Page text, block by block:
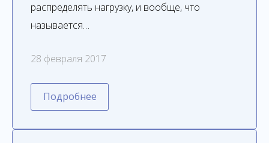
распределять нагрузку, и вообще, что
называется…
28 февраля 2017
Подробнее